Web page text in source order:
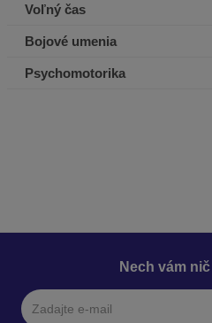
Voľný čas
Bojové umenia
Psychomotorika
Nech vám